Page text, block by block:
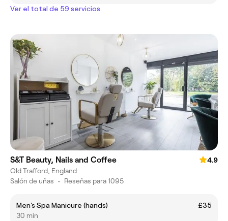
Ver el total de 59 servicios
S&T Beauty, Nails and Coffee
4.9
Old Trafford, England
Salón de uñas • Reseñas para 1095
Men's Spa Manicure (hands)
£35
30 min